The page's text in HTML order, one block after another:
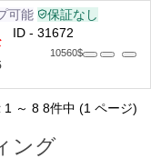
可能 保証なし
ID - 31672
10560$
1 ～ 8 8件中 (1 ページ)
ング